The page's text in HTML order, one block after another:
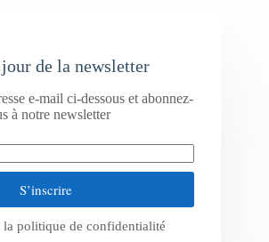
de la newsletter
e-mail ci-dessous et abonnez-
à notre newsletter
S’inscrire
la politique de confidentialité